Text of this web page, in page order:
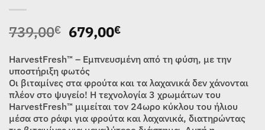
739,00€ Original
price
was:
739,00€.
679,00€Η
τιμή
679,00€.
HarvestFresh™ – Εμπνευσμένη από τη φύση, με την
υποστήριξη φωτός
Οι βιταμίνες στα φρούτα και τα λαχανικά δεν χάνονται
πλέον στο ψυγείο! Η τεχνολογία 3 χρωμάτων του
HarvestFresh™ μιμείται τον 24ωρο κύκλου του ήλιου
μέσα στο ράφι για φρούτα και λαχανικά, διατηρώντας